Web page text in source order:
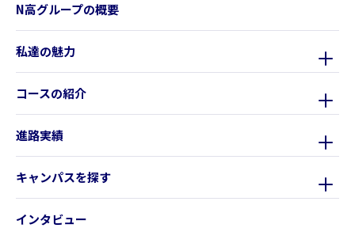
N高グループの概要
私達の魅力
コースの紹介
進路実績
キャンパスを探す
インタビュー